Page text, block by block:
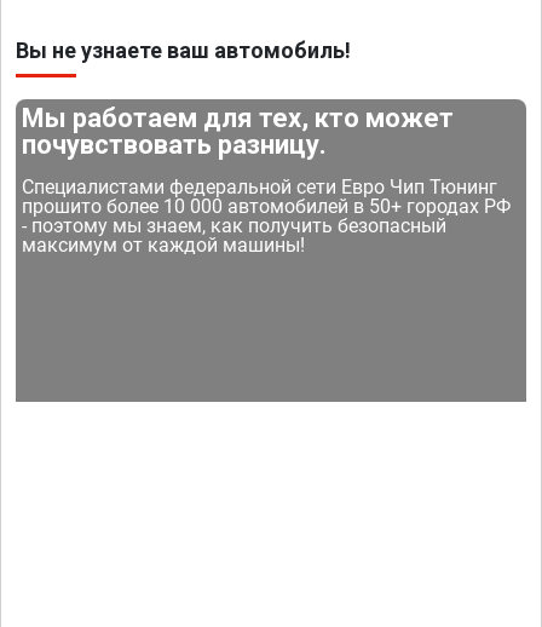
Вы не узнаете ваш автомобиль!
Мы работаем для тех, кто может
почувствовать разницу.
Специалистами федеральной сети Евро Чип Тюнинг
прошито более 10 000 автомобилей в 50+ городах РФ
- поэтому мы знаем, как получить безопасный
максимум от каждой машины!